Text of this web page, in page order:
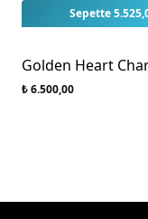
Sepette
Golden Heart
₺ 6.500,00